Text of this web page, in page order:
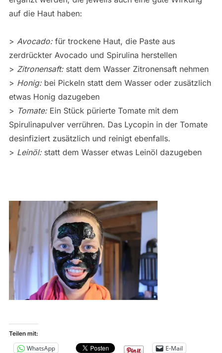
auf die Haut haben:
> Avocado:für trockene Haut, die Paste aus
zerdrückter Avocado und Spirulina herstellen
> Zitronensaft:statt dem Wasser Zitronensaft nehmen
> Honig:bei Pickeln statt dem Wasser oder zusätzlich
etwas Honig dazugeben
> Tomate:Ein Stück pürierte Tomate mit dem
Spirulinapulver verrühren. Das Lycopin in der Tomate
desinfiziert zusätzlich und reinigt ebenfalls.
> Leinöl:statt dem Wasser etwas Leinöl dazugeben
Teilen mit:
WhatsApp
E-Mail